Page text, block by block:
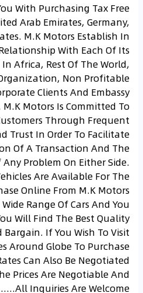
With Purchasing Tax Free
Arab Emirates, Germany,
M.K Motors Establish In
With Each Of Its
Africa, Rest Of The World,
Non Profitable
Clients And Embassy
M.K Motors Is Committed To
Through Frequent
Trust In Order To Facilitate
Of A Transaction And The
Problem On Either Side.
Are Available For The
Online From M.K Motors
Range Of Cars And You
Will Find The Best Quality
Bargain. If You Wish To Visit
Around Globe To Purchase
Can Also Be Negotiated
Prices Are Negotiable And
All Inquiries Are Welcome.....